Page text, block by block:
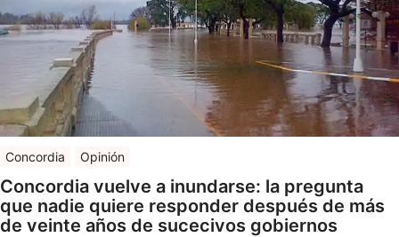
Concordia Opinión
Concordia vuelve a inundarse: la pregunta
que nadie quiere responder después de más
de veinte años de sucecivos gobiernos